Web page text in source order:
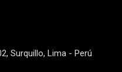
Surquillo, Lima - Perú